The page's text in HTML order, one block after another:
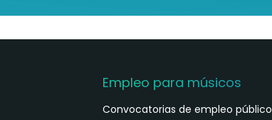
Empleo para músicos
Convocatorias de empleo público